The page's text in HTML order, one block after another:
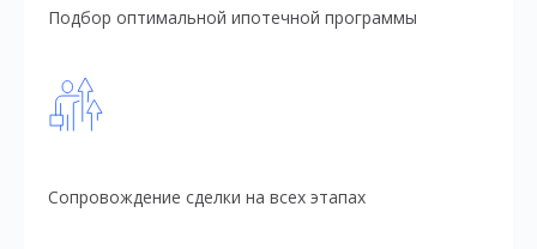
Подбор оптимальной ипотечной программы
Сопровождение сделки на всех этапах